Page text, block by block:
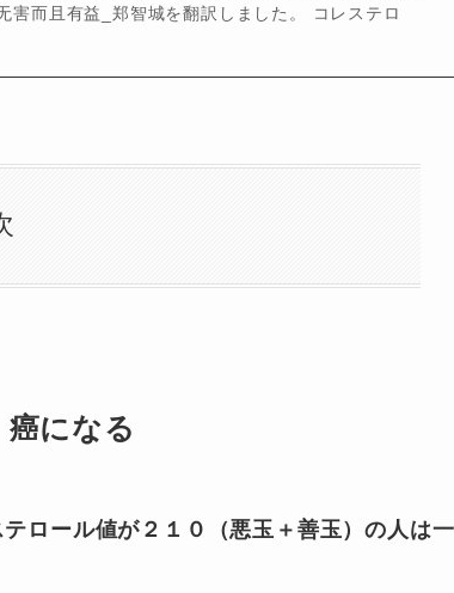
害而且有益_郑智城を翻訳しました。 コレステロ
になる
ロール値が２１０（悪玉＋善玉）の人は一